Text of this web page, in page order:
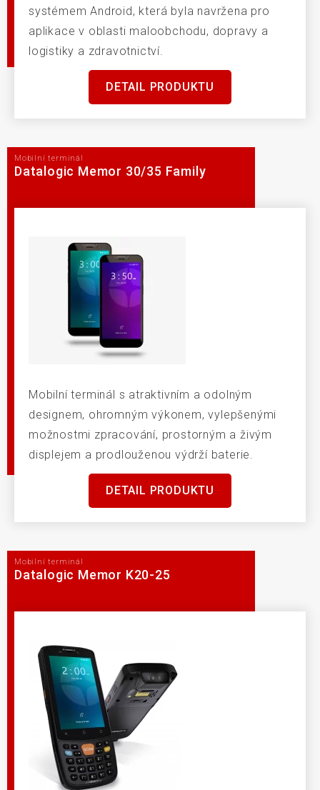
systémem Android, která byla navržena pro
aplikace v oblasti maloobchodu, dopravy a
logistiky a zdravotnictví.
DETAIL PRODUKTU
Mobilní terminál
Datalogic Memor 30/35 Family
Mobilní terminál s atraktivním a odolným
designem, ohromným výkonem, vylepšenými
možnostmi zpracování, prostorným a živým
displejem a prodlouženou výdrží baterie.
DETAIL PRODUKTU
Mobilní terminál
Datalogic Memor K20-25